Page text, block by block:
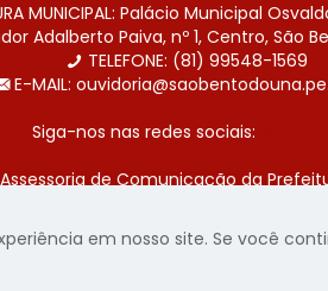
MUNICIPAL: Palácio Municipal
Adalberto Paiva, nº 1, Centro, São
TELEFONE: (81) 99548-1569
E-MAIL:
Siga-nos nas redes sociais:
de Comunicação da
pela agência de publicidade
em nosso site. Se você